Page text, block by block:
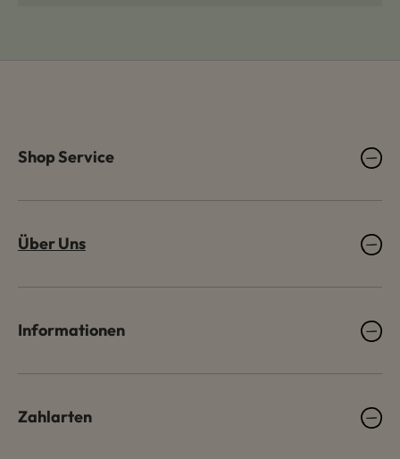
Shop Service
Über Uns
Informationen
Zahlarten